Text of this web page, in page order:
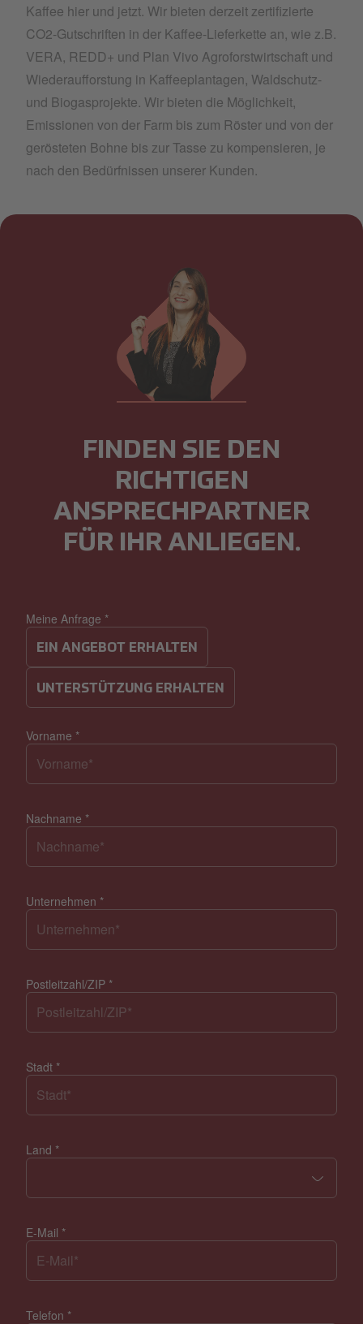
Kaffee hier und jetzt. Wir bieten derzeit zertifizierte
CO2-Gutschriften in der Kaffee-Lieferkette an, wie z.B.
VERA, REDD+ und Plan Vivo Agroforstwirtschaft und
Wiederaufforstung in Kaffeeplantagen, Waldschutz-
und Biogasprojekte. Wir bieten die Möglichkeit,
Emissionen von der Farm bis zum Röster und von der
gerösteten Bohne bis zur Tasse zu kompensieren, je
nach den Bedürfnissen unserer Kunden.
Meine Anfrage *
EIN ANGEBOT ERHALTEN
UNTERSTÜTZUNG ERHALTEN
Vorname *
Nachname *
Unternehmen *
Postleitzahl/ZIP *
Stadt *
Land *
E-Mail *
Telefon *
FINDEN SIE DEN
RICHTIGEN
ANSPRECHPARTNER
FÜR IHR ANLIEGEN.